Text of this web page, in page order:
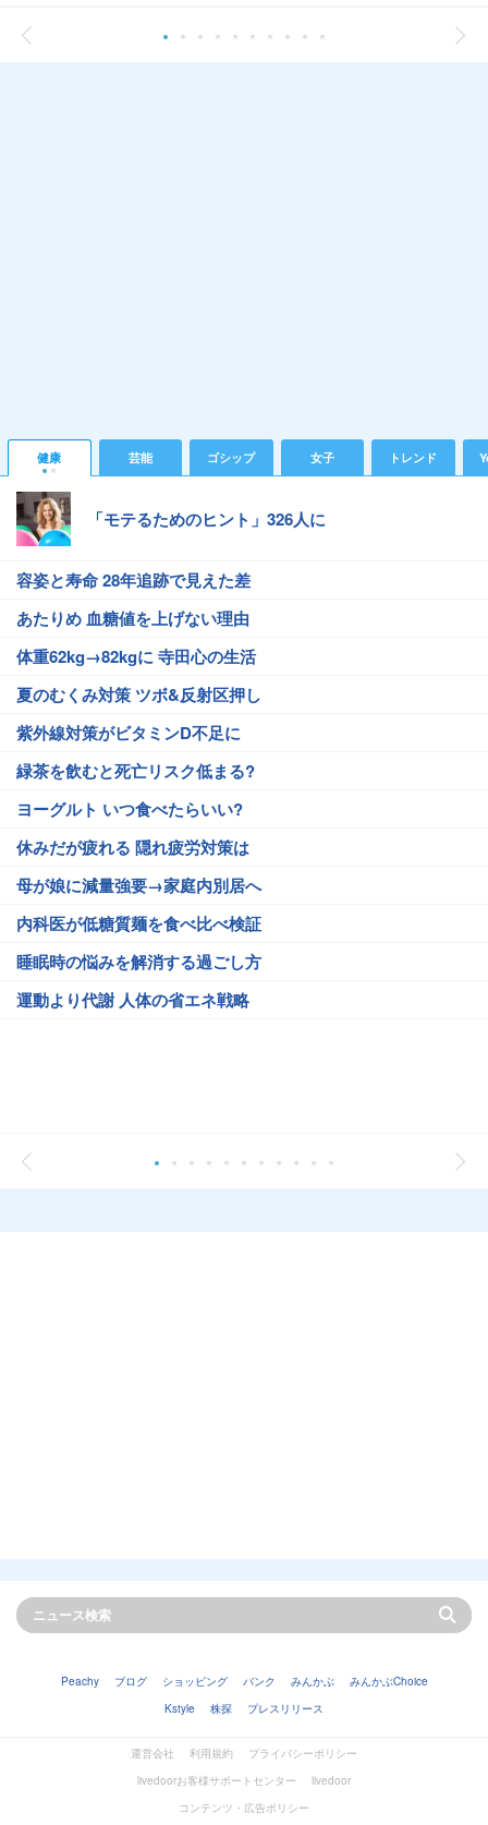
健康 芸能 ゴシップ 女子 トレンド
「モテるためのヒント」326人に
容姿と寿命 28年追跡で見えた差
あたりめ 血糖値を上げない理由
体重62kg→82kgに 寺田心の生活
夏のむくみ対策 ツボ&反射区押し
紫外線対策がビタミンD不足に
緑茶を飲むと死亡リスク低まる?
ヨーグルト いつ食べたらいい?
休みだが疲れる 隠れ疲労対策は
母が娘に減量強要→家庭内別居へ
内科医が低糖質麺を食べ比べ検証
睡眠時の悩みを解消する過ごし方
運動より代謝 人体の省エネ戦略
Peachy ブログ ショッピング バンク みんかぶ
みんかぶChoice
Kstyle
株探 プレスリリース
運営会社 利用規約
プライバシーポリシー
livedoorお客様サポートセンター
livedoor
コンテンツ・広告ポリシー